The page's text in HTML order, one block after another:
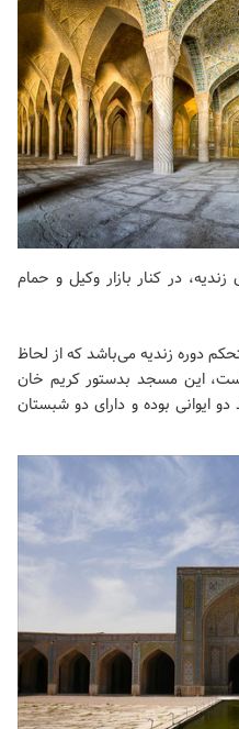
در کنار بازار وکیل و حمام
دوره زندیه می‌باشد که از لحاظ
این مسجد بدستور کریم خان
بوده و دارای دو شبستان